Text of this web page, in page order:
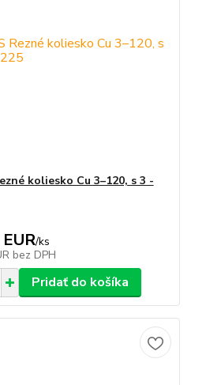
koliesko Cu 3–120, s 3 -
/ks
bez DPH
Pridať do košíka